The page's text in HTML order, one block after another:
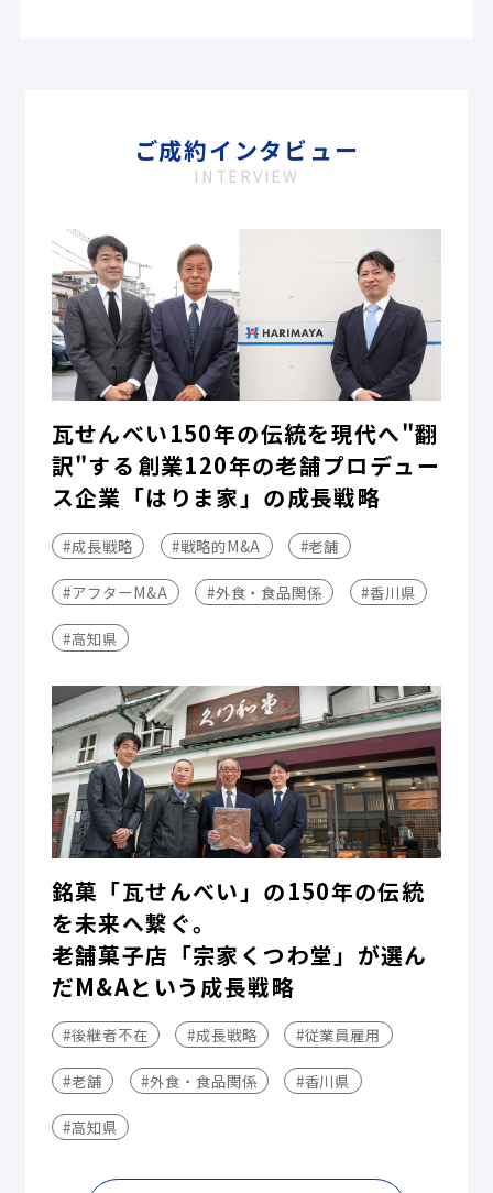
ご成約インタビュー
INTERVIEW
瓦せんべい150年の伝統を現代へ"翻
訳"する――創業120年の老舗プロデュー
ス企業「はりま家」の成長戦略
#成長戦略 #戦略的M&A #老舗
#アフターM&A #外食・食品関係 #香川県
#高知県
銘菓「瓦せんべい」の150年の伝統
を未来へ繋ぐ。
老舗菓子店「宗家くつわ堂」が選ん
だM&Aという成長戦略
#後継者不在 #成長戦略 #従業員雇用
#老舗 #外食・食品関係 #香川県
#高知県